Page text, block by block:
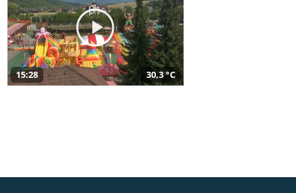
15:28 30,3 °C